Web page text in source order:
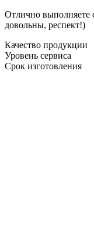
Отлично выполняете
довольны, респект!)
Качество продукции
Уровень сервиса
Срок изготовления